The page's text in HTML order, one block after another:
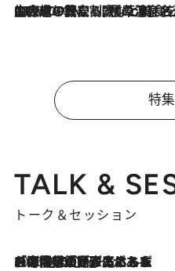
2026.7.10
NEW OPEN！【界 草津】名湯の地に誕生。趣の異なる2種の温泉と上州ならではの会席・蕎麦割烹など美食を味わう究極の癒やし旅
特
TALK &
トーク＆セッション
2026.8.3
「今後値上げがあるとすれば…」「リスクがあるのは今年の冬」エネルギー専門家が語る、ホルムズ海峡封鎖が家庭にもたらす“ある心配”